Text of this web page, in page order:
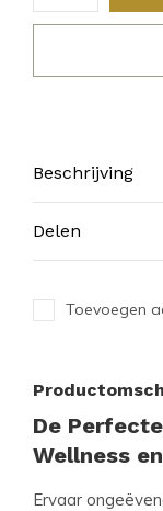
Beschrijving
Delen
Toevoegen
De
Wellness
Ervaar